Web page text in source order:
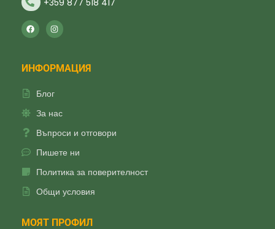
ИНФОРМАЦИЯ
Блог
За нас
Въпроси и отговори
Пишете ни
Политика за поверителност
Общи условия
МОЯТ ПРОФИЛ